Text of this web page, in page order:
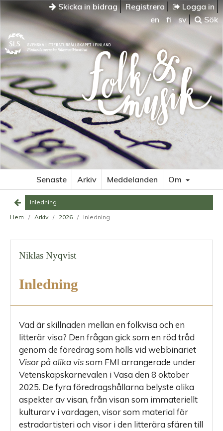
Skicka in bidrag Registrera
Logga in
en
fi sv Sök
Senaste Arkiv Meddelanden Om
Inledning
Hem
/ Arkiv / 2026 / Inledning
Niklas Nyqvist
Inledning
Vad är skillnaden mellan en folkvisa och en
litterär visa? Den frågan gick som en röd tråd
genom de föredrag som hölls vid webbinariet
Visor på olika vissom FMI arrangerade under
Vetenskapskarnevalen i Vasa den 8 oktober
2025. De fyra föredragshållarna belyste olika
aspekter av visan, från visan som immateriellt
kulturarv i vardagen, visor som material för
estradartisteri och visor i den litterära sfären till